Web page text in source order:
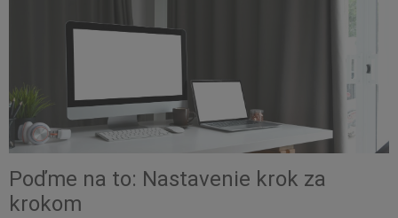
Poďme na to: Nastavenie krok za
krokom